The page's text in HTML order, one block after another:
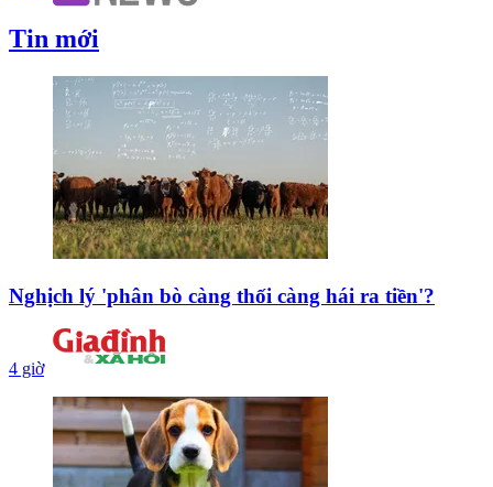
Tin mới
Nghịch lý 'phân bò càng thối càng hái ra tiền'?
4 giờ